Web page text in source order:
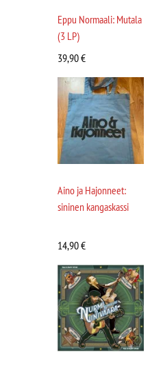
Eppu Normaali: Mutala
(3 LP)
39,90€
Aino ja Hajonneet:
sininen kangaskassi
14,90€